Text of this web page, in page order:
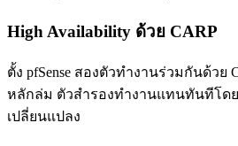
High Availability ด้วย CARP
ตั้ง pfSense สองตัวทำงานร่วมกันด้วย
หลักล่ม ตัวสำรองทำงานแทนทันทีโด
เปลี่ยนแปลง